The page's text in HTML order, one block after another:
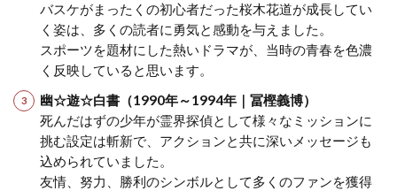
バスケがまったくの初心者だった桜木花道が成長してい
く姿は、多くの読者に勇気と感動を与えました。
スポーツを題材にした熱いドラマが、当時の青春を色濃
く反映していると思います。
幽☆遊☆白書（1990年～1994年｜冨樫義博）
死んだはずの少年が霊界探偵として様々なミッションに
挑む設定は斬新で、アクションと共に深いメッセージも
込められていました。
友情、努力、勝利のシンボルとして多くのファンを獲得